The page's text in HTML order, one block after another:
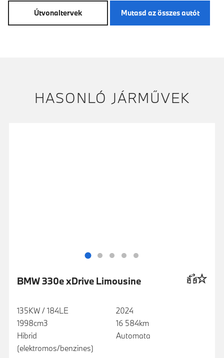
Útvonaltervek Mutasd az összes autót
HASONLÓ JÁRMŰVEK
BMW 330e xDrive Limousine
135KW / 184LE
1998cm3
Hibrid
(elektromos/benzines)
2024
16 584km
Automata